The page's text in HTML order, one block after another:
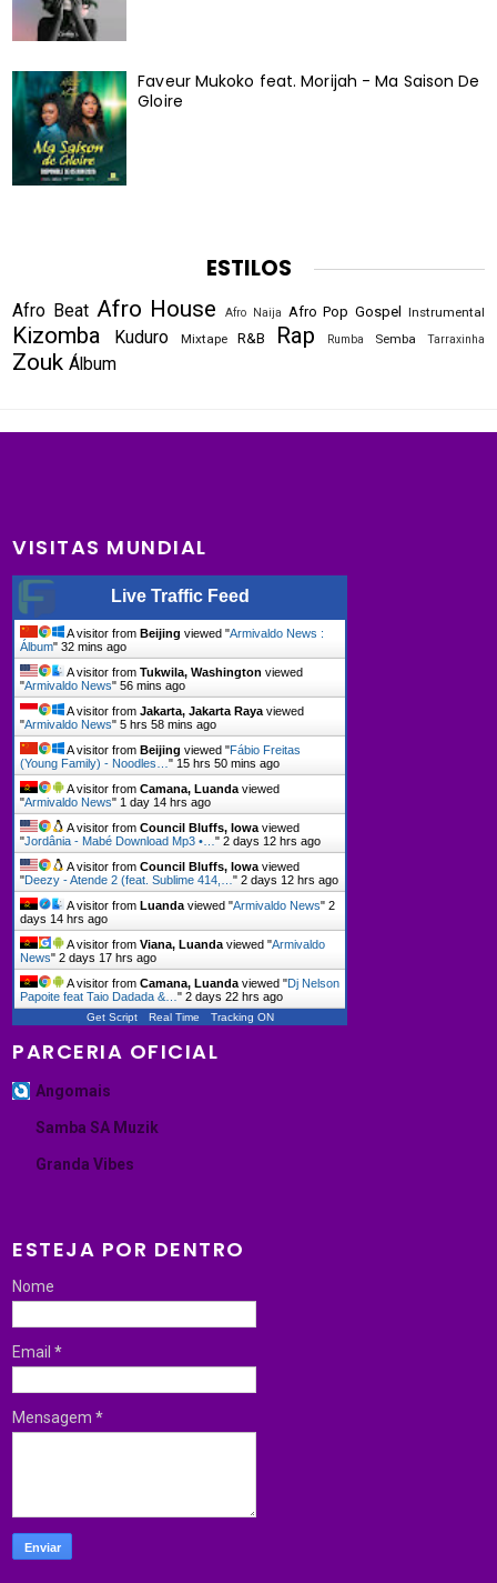
Faveur Mukoko feat. Morijah - Ma Saison De
Gloire
ESTILOS
Afro Beat Afro House Afro Naija Afro Pop Gospel Instrumental
Kizomba Kuduro Mixtape R&B Rap Rumba Semba Tarraxinha
Zouk Álbum
VISITAS MUNDIAL
Live Traffic Feed
A visitor from Beijing viewed "Armivaldo News :
Álbum"32 mins ago
A visitor fromTukwila, Washington viewed
"Armivaldo News"56 mins ago
A visitor fromJakarta, Jakarta Raya viewed
"Armivaldo News"5 hrs 58 mins ago
A visitor from Beijing viewed "Fábio Freitas
(Young Family) - Noodles…" 15 hrs 50 mins ago
A visitor fromCamana, Luanda viewed
"Armivaldo News" 1 day 14 hrs ago
A visitor fromCouncil Bluffs, Iowa viewed
"Jordânia - Mabé Download Mp3 •…"2 days 12 hrs ago
A visitor fromCouncil Bluffs, Iowa viewed
"Deezy - Atende 2 (feat. Sublime 414,…"2 days 12 hrs ago
A visitor from Luanda viewed "Armivaldo News"2
days 14 hrs ago
A visitor fromViana, Luanda viewed "Armivaldo
News"2 days 17 hrs ago
A visitor fromCamana, Luanda viewed "Dj Nelson
Papoite feat Taio Dadada &…"2 days 22 hrs ago
Get Script Real Time Tracking ON
PARCERIA OFICIAL
Angomais
Samba SA Muzik
Granda Vibes
ESTEJA POR DENTRO
Nome
Email*
Mensagem*